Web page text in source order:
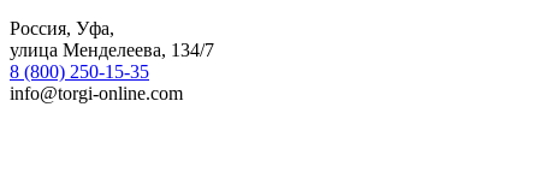
Россия, Уфа,
улица Менделеева, 134/7
8 (800) 250-15-35
info@torgi-online.com